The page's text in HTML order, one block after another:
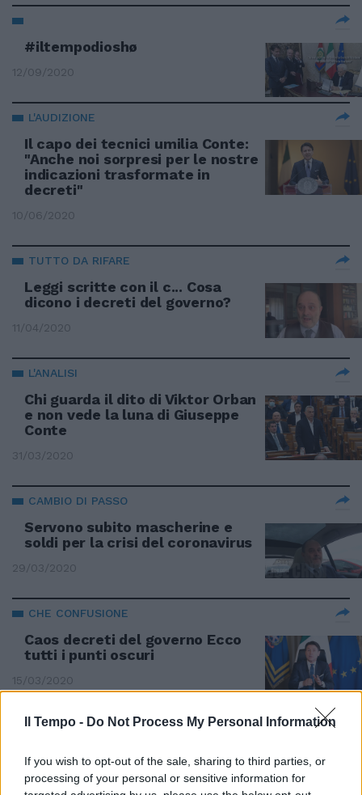
Il Tempo - Do Not Process My Personal Information
If you wish to opt-out of the sale, sharing to third parties, or
processing of your personal or sensitive information for
#iltempodioshø
12/09/2020
L'AUDIZIONE
Il capo dei tecnici umilia Conte:
"Anche noi sorpresi per le nostre
indicazioni trasformate in
decreti"
10/06/2020
TUTTO DA RIFARE
Leggi scritte con il c... Cosa
dicono i decreti del governo?
11/04/2020
L'ANALISI
Chi guarda il dito di Viktor Orban
e non vede la luna di Giuseppe
Conte
31/03/2020
CAMBIO DI PASSO
Servono subito mascherine e
soldi per la crisi del coronavirus
29/03/2020
CHE CONFUSIONE
Caos decreti del governo Ecco
tutti i punti oscuri
15/03/2020
SCONTRO SUI MIGRANTI
modificare i decreti sicurezza?
Faremo le barricate"